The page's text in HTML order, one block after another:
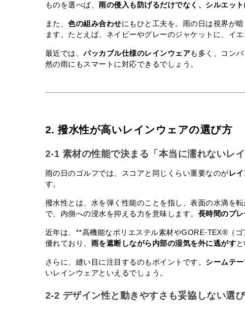
ものを選べば、雨の侵入も防げるだけでなく、シルエッ
また、色の組み合わせにもひと工夫を。雨の日は視界が
ます。たとえば、ネイビーやグレーのジャケットに、イ
最近では、パッカブル仕様のレインウェアも多く、コン
然の雨にもスマートに対応できるでしょう。
2. 撥水性が高いレインウェアの選び方
2-1 素材の性能で決まる「本当に濡れないレイ
雨の日のゴルフでは、スコアと同じくらい重要なのがレ
す。
撥水性とは、水を弾く性能のことを指し、表面の水滴を
で、内側への浸水を抑える力を意味します。 長時間のプ
近年は、**高機能なポリエステル素材やGORE-TEX®（
優れており、 雨を遮断しながら内部の湿気を外に逃がす
さらに、縫い目に注目するのもポイントです。 シームテ
いレインウェアといえるでしょう。
2-2 デザイン性と動きやすさも妥協しない選